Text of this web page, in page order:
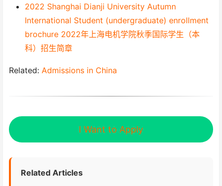
2022 Shanghai Dianji University Autumn
International Student (undergraduate) enrollment
brochure 2022年上海电机学院秋季国际学生（本
科）招生简章
Related: Admissions in China
I Want to Apply
Related Articles